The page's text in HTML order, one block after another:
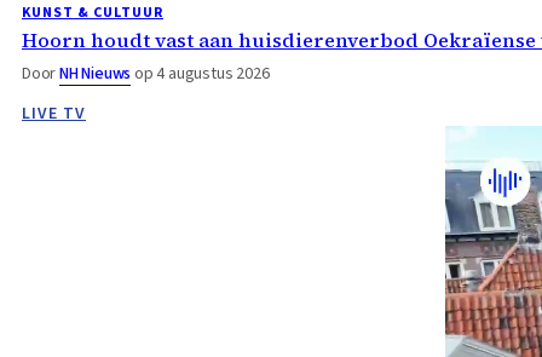
KUNST & CULTUUR
Hoorn houdt vast aan huisdierenverbod
DoorNH Nieuws op 4 augustus 2026
LIVE TV